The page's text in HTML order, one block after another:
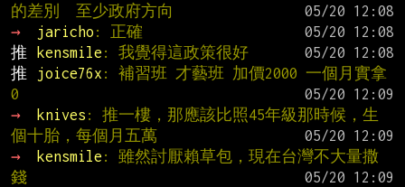
的差別  至少政府方向
→
jaricho : 正確
推
kensmile : 我覺得這政策很好
推
joice76x : 補習班 才藝班 加價2000 一個月實拿
0
→
knives : 推一樓，那應該比照45年級那時候，生
個十胎，每個月五萬
→
kensmile : 雖然討厭賴草包，現在台灣不大量撒
錢